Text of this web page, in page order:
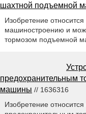
шахтной подъемной
Изобретение
машиностроению и
тормозом подъемной
предохранительным
машины // 1636316
Изобретение